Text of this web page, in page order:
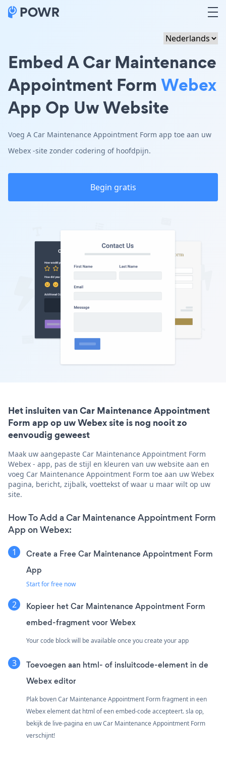
Embed A Car Maintenance
Appointment Form Webex
App Op Uw Website
Voeg A Car Maintenance Appointment Form app toe aan uw
Webex -site zonder codering of hoofdpijn.
Begin gratis
Het insluiten van Car Maintenance Appointment
Form app op uw Webex site is nog nooit zo
eenvoudig geweest
Maak uw aangepaste Car Maintenance Appointment Form
Webex - app, pas de stijl en kleuren van uw website aan en
voeg Car Maintenance Appointment Form toe aan uw Webex
pagina, bericht, zijbalk, voettekst of waar u maar wilt op uw
site.
How To Add a Car Maintenance Appointment Form
App on Webex:
Create a Free Car Maintenance Appointment Form
App
Start for free now
Kopieer het Car Maintenance Appointment Form
embed-fragment voor Webex
Your code block will be available once you create your app
Toevoegen aan html- of insluitcode-element in de
Webex editor
Plak boven Car Maintenance Appointment Form fragment in een
Webex element dat html of een embed-code accepteert. sla op,
bekijk de live-pagina en uw Car Maintenance Appointment Form
verschijnt!